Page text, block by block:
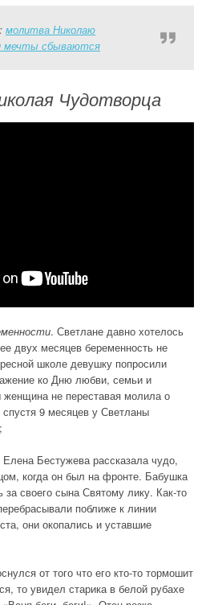
молитва Николаю
мечты сбываются
Чудотворца
. Светлане давно хотелось
двух месяцев беременность не
школе девушку попросили
ко Дню любви, семьи и
не переставая молила о
9 месяцев у Светланы
Елена Бестужева рассказала чудо,
когда он был на фронте. Бабушка
своего сына Святому лику. Как-то
поближе к линии
они окопались и уставшие
от того что его кто-то тормошит
то увидел старика в белой рубахе